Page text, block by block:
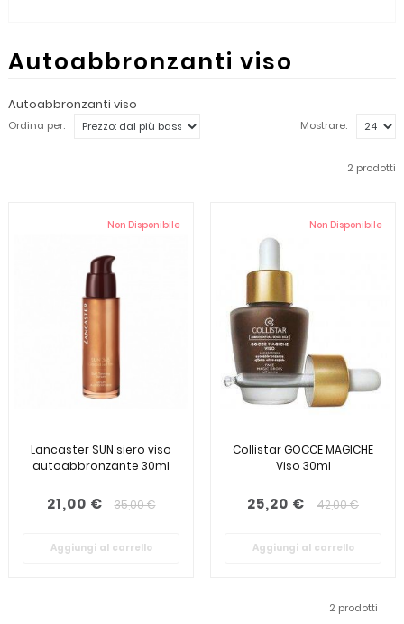
Autoabbronzanti viso
Autoabbronzanti viso
Ordina per: Mostrare:
2 prodotti
Non Disponibile
Lancaster SUN siero viso
autoabbronzante 30ml
21,00 € 35,00 €
Aggiungi al carrello
Non Disponibile
Collistar GOCCE MAGICHE
Viso 30ml
25,20 € 42,00 €
Aggiungi al carrello
2 prodotti